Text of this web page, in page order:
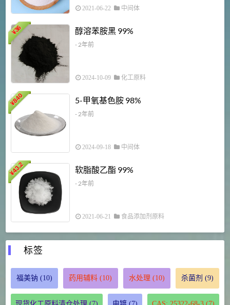
2021-06-22 中间体
¥
36 醇溶苯胺黑 99%
- 2年前
2024-10-09 化工原料
¥
840 5-甲氧基色胺 98%
- 2年前
2024-09-18 中间体
¥
43.2 软脂酸乙酯 99%
- 2年前
2021-06-21 食品添加剂原料
标签
福美钠 (10) 药用辅料 (10) 水处理 (10) 杀菌剂 (9)